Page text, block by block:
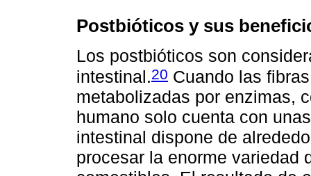
Postbióticos y sus
Los postbióticos son
intestinal.20 Cuando las
metabolizadas por enzimas,
humano solo cuenta con
intestinal dispone de
procesar la enorme variedad